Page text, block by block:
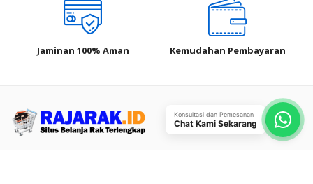
Jaminan 100% Aman Kemudahan Pembayaran
Rajarak.ID E-Commerce
Konsultasi dan Pemesanan
Chat Kami Sekarang